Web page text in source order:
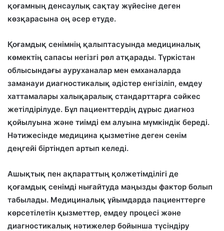
қоғамның денсаулық сақтау жүйесіне деген
көзқарасына оң әсер етуде.
Қоғамдық сенімнің қалыптасуында медициналық
көмектің сапасы негізгі рөл атқарады. Түркістан
облысындағы ауруханалар мен емханаларда
заманауи диагностикалық әдістер енгізіліп, емдеу
хаттамалары халықаралық стандарттарға сәйкес
жетілдірілуде. Бұл пациенттердің дұрыс диагноз
қойылуына және тиімді ем алуына мүмкіндік береді.
Нәтижесінде медицина қызметіне деген сенім
деңгейі біртіндеп артып келеді.
Ашықтық пен ақпараттың қолжетімділігі де
қоғамдық сенімді нығайтуда маңызды фактор болып
табылады. Медициналық ұйымдарда пациенттерге
көрсетілетін қызметтер, емдеу процесі және
диагностикалық нәтижелер бойынша түсіндіру